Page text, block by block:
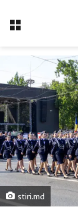
Меню
stiri.md